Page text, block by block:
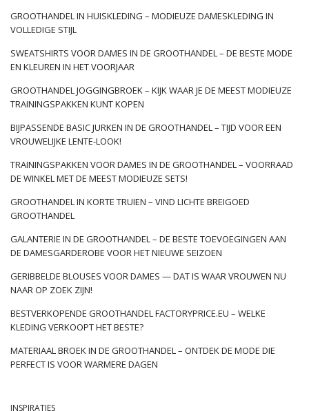
GROOTHANDEL IN HUISKLEDING – MODIEUZE DAMESKLEDING IN
VOLLEDIGE STIJL
SWEATSHIRTS VOOR DAMES IN DE GROOTHANDEL – DE BESTE MODE
EN KLEUREN IN HET VOORJAAR
GROOTHANDEL JOGGINGBROEK – KIJK WAAR JE DE MEEST MODIEUZE
TRAININGSPAKKEN KUNT KOPEN
BIJPASSENDE BASIC JURKEN IN DE GROOTHANDEL – TIJD VOOR EEN
VROUWELIJKE LENTE-LOOK!
TRAININGSPAKKEN VOOR DAMES IN DE GROOTHANDEL – VOORRAAD
DE WINKEL MET DE MEEST MODIEUZE SETS!
GROOTHANDEL IN KORTE TRUIEN – VIND LICHTE BREIGOED
GROOTHANDEL
GALANTERIE IN DE GROOTHANDEL – DE BESTE TOEVOEGINGEN AAN
DE DAMESGARDEROBE VOOR HET NIEUWE SEIZOEN
GERIBBELDE BLOUSES VOOR DAMES — DAT IS WAAR VROUWEN NU
NAAR OP ZOEK ZIJN!
BESTVERKOPENDE GROOTHANDEL FACTORYPRICE.EU – WELKE
KLEDING VERKOOPT HET BESTE?
MATERIAAL BROEK IN DE GROOTHANDEL – ONTDEK DE MODE DIE
PERFECT IS VOOR WARMERE DAGEN
INSPIRATIES